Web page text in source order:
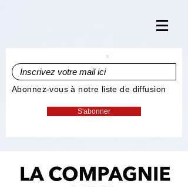
Abonnez-vous à notre liste de diffusion
S'abonner